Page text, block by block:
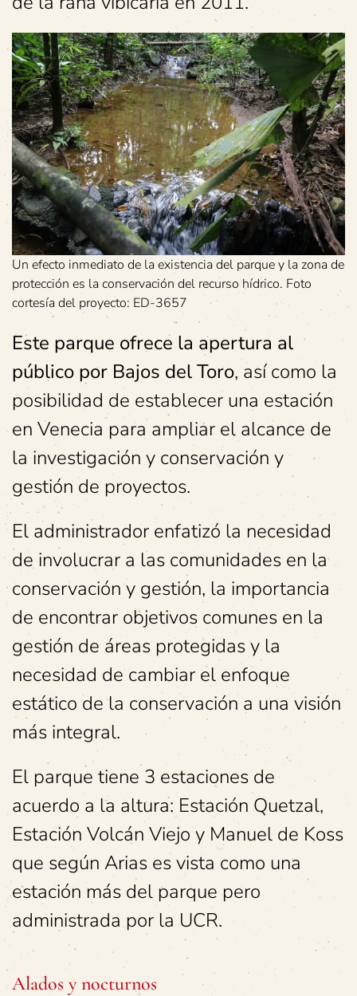
Un efecto inmediato de la existencia del parque y la zona de
protección es la conservación del recurso hídrico. Foto
cortesía del proyecto: ED-3657
Este parque ofrece la apertura al
público por Bajos del Toro, así como la
posibilidad de establecer una estación
en Venecia para ampliar el alcance de
la investigación y conservación y
gestión de proyectos.
El administrador enfatizó la necesidad
de involucrar a las comunidades en la
conservación y gestión, la importancia
de encontrar objetivos comunes en la
gestión de áreas protegidas y la
necesidad de cambiar el enfoque
estático de la conservación a una visión
más integral.
El parque tiene 3 estaciones de
acuerdo a la altura: Estación Quetzal,
Estación Volcán Viejo y Manuel de Koss
que según Arias es vista como una
estación más del parque pero
administrada por la UCR.
Alados y nocturnos